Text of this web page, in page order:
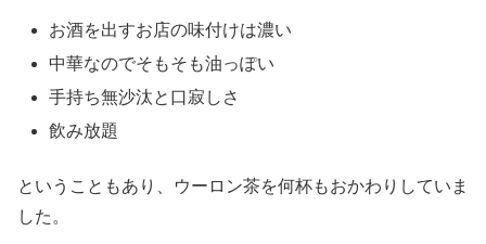
お酒を出すお店の味付けは濃い
中華なのでそもそも油っぽい
手持ち無沙汰と口寂しさ
飲み放題
ということもあり、ウーロン茶を何杯もおかわりしていま
した。